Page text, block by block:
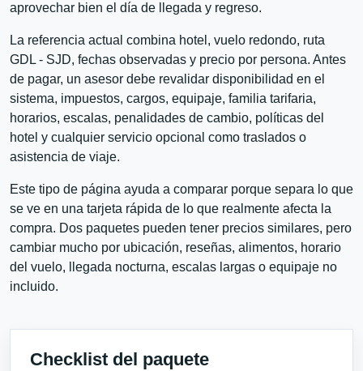
aprovechar bien el día de llegada y regreso.
La referencia actual combina hotel, vuelo redondo, ruta
GDL - SJD, fechas observadas y precio por persona. Antes
de pagar, un asesor debe revalidar disponibilidad en el
sistema, impuestos, cargos, equipaje, familia tarifaria,
horarios, escalas, penalidades de cambio, políticas del
hotel y cualquier servicio opcional como traslados o
asistencia de viaje.
Este tipo de página ayuda a comparar porque separa lo que
se ve en una tarjeta rápida de lo que realmente afecta la
compra. Dos paquetes pueden tener precios similares, pero
cambiar mucho por ubicación, reseñas, alimentos, horario
del vuelo, llegada nocturna, escalas largas o equipaje no
incluido.
Checklist del paquete